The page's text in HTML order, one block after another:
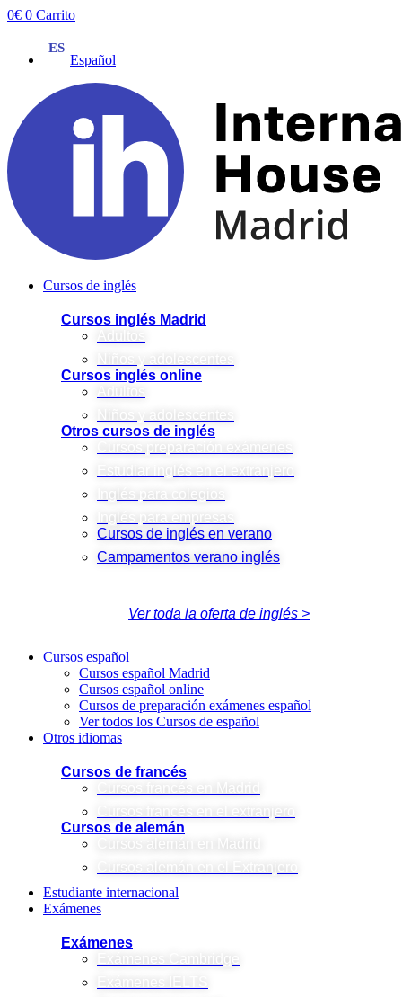
Ir
contenido
0€ 0 Carrito
Español
Cursos de inglés
Cursos inglés Madrid
Adultos
Niños y adolescentes
Cursos inglés online
Adultos
Niños y adolescentes
Otros cursos de inglés
Cursos preparación exámenes
Estudiar inglés en el extranjero
Inglés para colegios
Inglés para empresas
Cursos de inglés en verano
Campamentos verano inglés
Ver toda la oferta de inglés >
Cursos español
Cursos español Madrid
Cursos español online
Cursos de preparación exámenes español
Ver todos los Cursos de español
Otros idiomas
Cursos de francés
Cursos francés en Madrid
Cursos de alemán
Cursos alemán en Madrid
Cursos alemán en el Extranjero
Estudiante internacional
Exámenes
Exámenes
Exámenes Cambridge
Exámenes IELTS